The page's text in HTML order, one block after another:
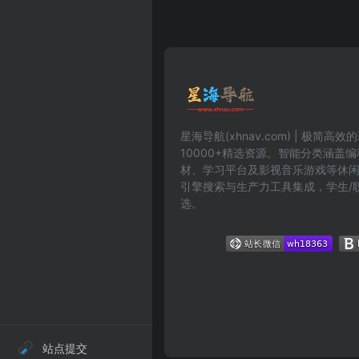
站点提交
星海导航(xhnav.com) | 极简高效
10000+精选资源。智能分类涵盖
材、学习平台及影视音乐游戏等休
引擎搜索与生产力工具集成，学生/
选。